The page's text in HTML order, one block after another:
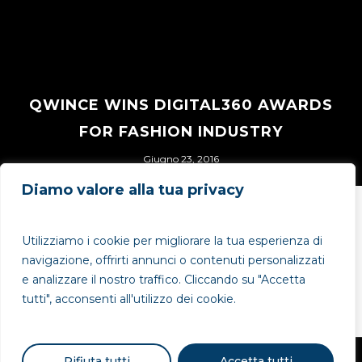
Diamo valore alla tua privacy
Utilizziamo i cookie per migliorare la tua esperienza di
navigazione, offrirti annunci o contenuti personalizzati
e analizzare il nostro traffico. Cliccando su "Accetta
tutti", acconsenti all'utilizzo dei cookie.
QWINCE WINS DIGITAL360 AWARDS
FOR FASHION INDUSTRY
Giugno 23, 2016